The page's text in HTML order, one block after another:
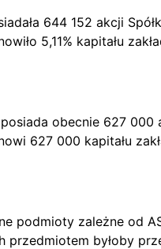
644 152 akcji
5,11% kapitału
obecnie 627
627 000 kapitału
podmioty zależne od
przedmiotem byłoby